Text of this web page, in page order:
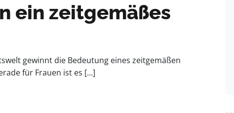
ein zeitgemäßes
gewinnt die Bedeutung eines zeitgemäßen
für Frauen ist es […]